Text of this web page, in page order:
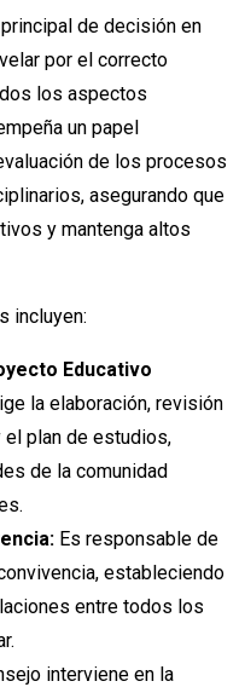
de decisión en
por el correcto
los aspectos
un papel
de los procesos
asegurando que
y mantenga altos
incluyen:
Educativo
la elaboración, revisión
el plan de estudios,
de la comunidad
Es responsable de
estableciendo
entre todos los
interviene en la